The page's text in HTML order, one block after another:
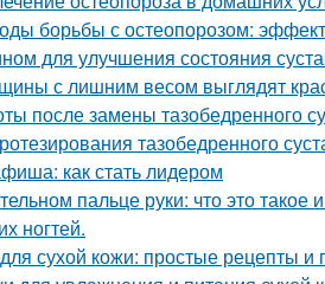
борьбы с остеопорозом:
для улучшения состояния
с лишним весом выглядят
после замены тазобедренного
тазобедренного
как стать лидером
пальце руки: что это такое
ногтей.
сухой кожи: простые рецепты и